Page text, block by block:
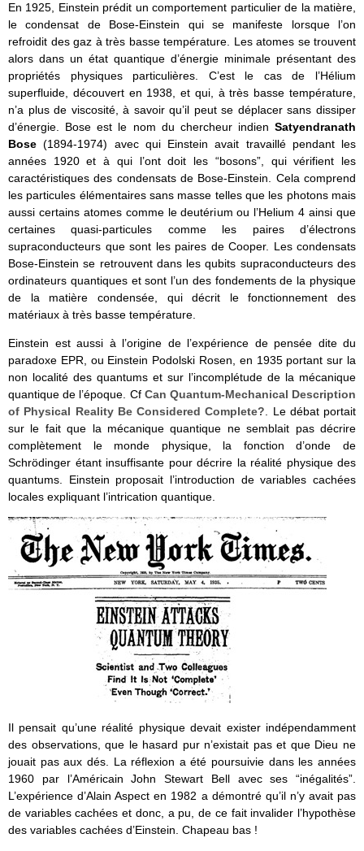
En 1925, Einstein prédit un comportement particulier de la matière,
le condensat de Bose-Einstein qui se manifeste lorsque l’on
refroidit des gaz à très basse température. Les atomes se trouvent
alors dans un état quantique d’énergie minimale présentant des
propriétés physiques particulières. C’est le cas de l’Hélium
superfluide, découvert en 1938, et qui, à très basse température,
n’a plus de viscosité, à savoir qu’il peut se déplacer sans dissiper
d’énergie. Bose est le nom du chercheur indien Satyendranath
Bose(1894-1974) avec qui Einstein avait travaillé pendant les
années 1920 et à qui l’ont doit les “bosons”, qui vérifient les
caractéristiques des condensats de Bose-Einstein. Cela comprend
les particules élémentaires sans masse telles que les photons mais
aussi certains atomes comme le deutérium ou l’Helium 4 ainsi que
certaines quasi-particules comme les paires d’électrons
supraconducteurs que sont les paires de Cooper. Les condensats
Bose-Einstein se retrouvent dans les qubits supraconducteurs des
ordinateurs quantiques et sont l’un des fondements de la physique
de la matière condensée, qui décrit le fonctionnement des
matériaux à très basse température.
Einstein est aussi à l’origine de l’expérience de pensée dite du
paradoxe EPR, ou Einstein Podolski Rosen, en 1935 portant sur la
non localité des quantums et sur l’incomplétude de la mécanique
quantique de l’époque. Cf Can Quantum-Mechanical Description
of Physical Reality Be Considered Complete?. Le débat portait
sur le fait que la mécanique quantique ne semblait pas décrire
complètement le monde physique, la fonction d’onde de
Schrödinger étant insuffisante pour décrire la réalité physique des
quantums. Einstein proposait l’introduction de variables cachées
locales expliquant l’intrication quantique.
Il pensait qu’une réalité physique devait exister indépendamment
des observations, que le hasard pur n’existait pas et que Dieu ne
jouait pas aux dés. La réflexion a été poursuivie dans les années
1960 par l’Américain John Stewart Bell avec ses “inégalités”.
L’expérience d’Alain Aspect en 1982 a démontré qu’il n’y avait pas
de variables cachées et donc, a pu, de ce fait invalider l’hypothèse
des variables cachées d’Einstein. Chapeau bas !